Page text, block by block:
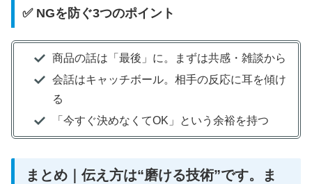
✅ NGを防ぐ3つのポイント
商品の話は「最後」に。まずは共感・雑談から
会話はキャッチボール。相手の反応に耳を傾け
る
「今すぐ決めなくてOK」という余裕を持つ
まとめ｜伝え方は“磨ける技術”です。ま